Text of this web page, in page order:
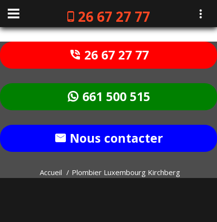
26 67 27 77
26 67 27 77
661 500 515
Nous contacter
Accueil Plombier Luxembourg Kirchberg